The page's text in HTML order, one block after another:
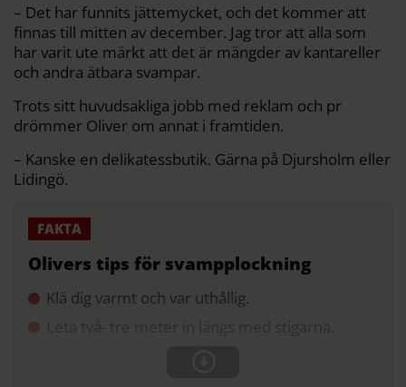
– Det har funnits jättemycket, och det kommer att
finnas till mitten av december. Jag tror att alla som
har varit ute märkt att det är mängder av kantareller
och andra ätbara svampar.
Trots sitt huvudsakliga jobb med reklam och pr
drömmer Oliver om annat i framtiden.
– Kanske en delikatess­butik. Gärna på Djursholm eller
Lidingö.
Olivers tips för svampplockning
Klä dig varmt och var uthållig.
Leta två- tre meter in längs med stigarna.